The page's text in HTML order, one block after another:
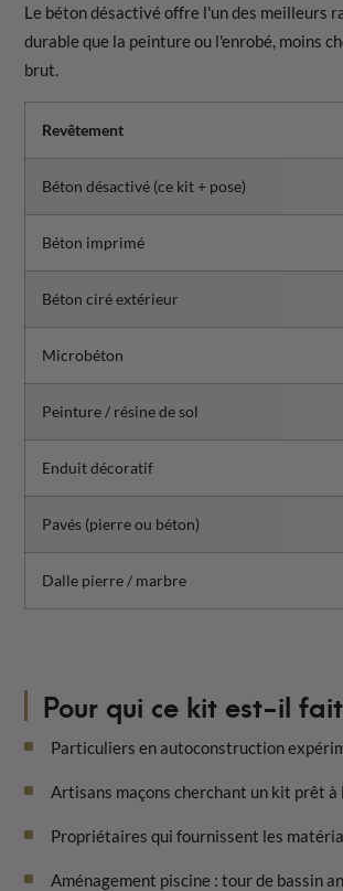
Le béton désactivé offre l'un des meilleurs
durable que la peinture ou l'enrobé, moins
brut.
Revêtement
Béton désactivé (ce kit + pose)
Béton imprimé
Béton ciré extérieur
Microbéton
Peinture / résine de sol
Enduit décoratif
Pavés (pierre ou béton)
Dalle pierre / marbre
Pour qui ce kit est-il
Particuliers en autoconstruction
Artisans maçons cherchant un kit prêt
Propriétaires qui fournissent les
Aménagement piscine : tour de bassin